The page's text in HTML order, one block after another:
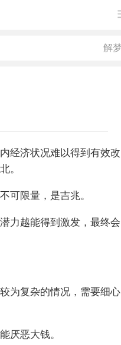
经济状况难以得到有效改
。
可限量，是吉兆。
力越能得到激发，最终会
为复杂的情况，需要细心
厌恶大钱。